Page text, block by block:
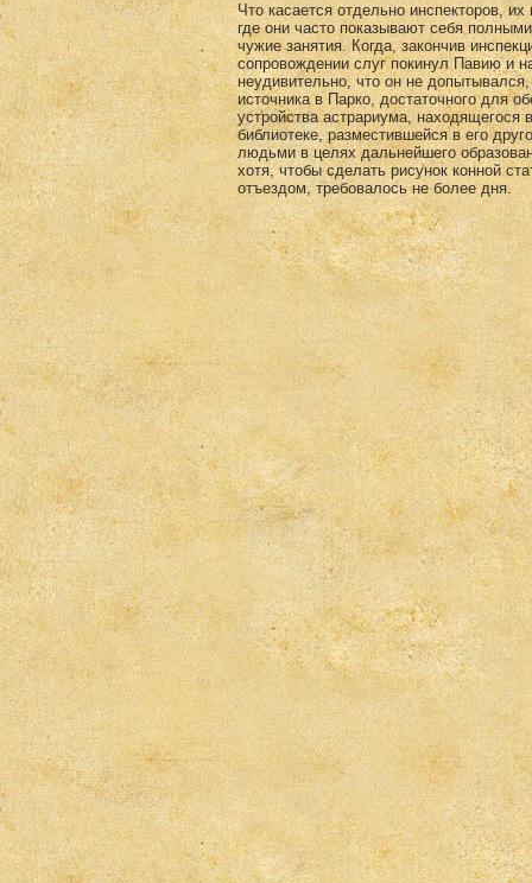
Что касается отдельно инспекторов,
где они часто показывают себя
чужие занятия. Когда, закончив
сопровождении слуг покинул Павию и
неудивительно, что он не
источника в Парко, достаточного для
устройства астрариума, находящегося
библиотеке, разместившейся в его
людьми в целях дальнейшего
хотя, чтобы сделать рисунок конной
отъездом, требовалось не более дня.